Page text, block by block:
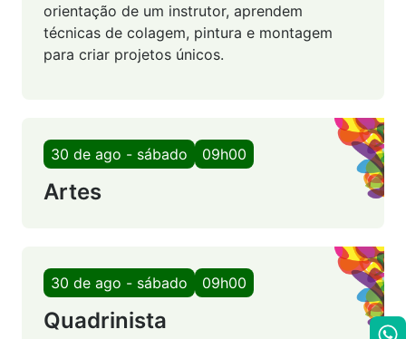
orientação de um instrutor, aprendem
técnicas de colagem, pintura e montagem
para criar projetos únicos.
30 de ago - sábado 09h00
Artes
30 de ago - sábado 09h00
Quadrinista